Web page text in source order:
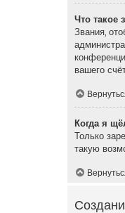
Что такое
Звания,
вашего
Когда я
Только
такую